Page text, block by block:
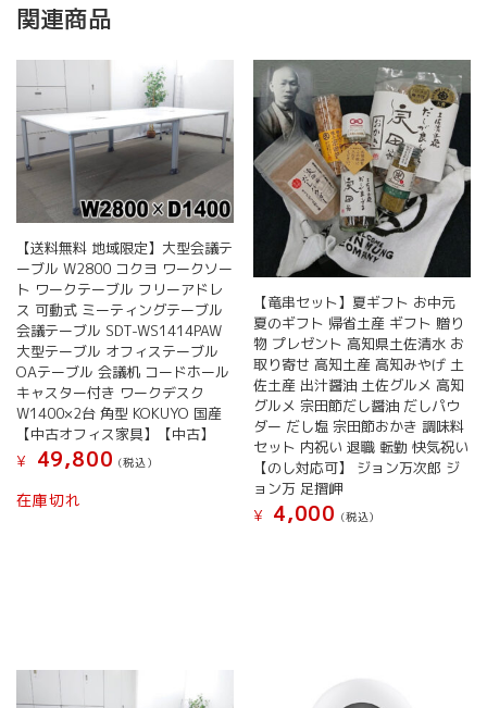
を
る
【大
岐
セ
ッ
ト】
土
産
高
知
み
や
げ
土
佐
グ
ル
詰
だ
関連商品
【送料無料 地域限定】大型会議テ
ーブル W2800 コクヨ ワークソー
ト ワークテーブル フリーアドレ
ス 可動式 ミーティングテーブル
会議テーブル SDT-WS1414PAW
大型テーブル オフィステーブル
OAテーブル 会議机 コードホール
キャスター付き ワークデスク
W1400×2台 角型 KOKUYO 国産
【中古オフィス家具】【中古】
¥
49,800 (税込）
在庫切れ
【竜串セット】夏ギフト お中元
夏のギフト 帰省土産 ギフト 贈り
物 プレゼント 高知県土佐清水 お
取り寄せ 高知土産 高知みやげ 土
佐土産 出汁醤油 土佐グルメ 高知
グルメ 宗田節だし醤油 だしパウ
ダー だし塩 宗田節おかき 調味料
セット 内祝い 退職 転勤 快気祝い
【のし対応可】 ジョン万次郎 ジ
ョン万 足摺岬
¥
4,000 (税込）